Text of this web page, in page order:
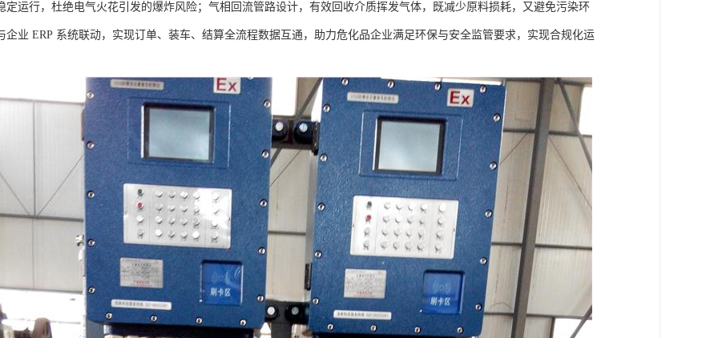
定运行，杜绝电气火花引发的爆炸风险；气相回流管路设计，有效回收介质挥发气体，既减少原料损耗，又避免污染环
企业 ERP 系统联动，实现订单、装车、结算全流程数据互通，助力危化品企业满足环保与安全监管要求，实现合规化运